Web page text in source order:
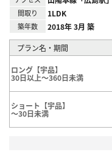
間取り 1LDK
築年数 2018年 3月 築
プラン名・期間
ロング【宇品】
30日以上～360日未満
ショート【宇品】
～30日未満